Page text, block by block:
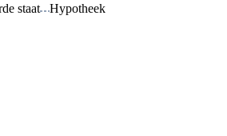
staat
Hypotheek